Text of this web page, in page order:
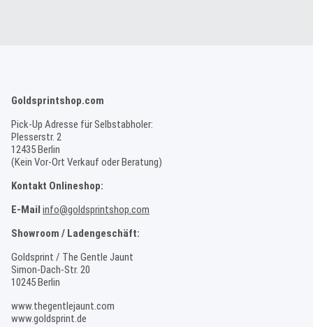
Goldsprintshop.com
Pick-Up Adresse für Selbstabholer:
Plesserstr. 2
12435 Berlin
(Kein Vor-Ort Verkauf oder Beratung)
Kontakt Onlineshop:
E-Mail info@goldsprintshop.com
Showroom / Ladengeschäft:
Goldsprint / The Gentle Jaunt
Simon-Dach-Str. 20
10245 Berlin
www.thegentlejaunt.com
www.goldsprint.de